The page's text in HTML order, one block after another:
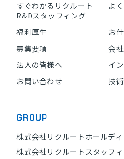
すぐわかるリクルート
R&Dスタッフィング
よ
福利厚生
お
募集要項
会
法人の皆様へ
イ
お問い合わせ
技
GROUP
株式会社リクルートホールディ
株式会社リクルートスタッフ